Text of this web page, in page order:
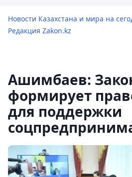
Новости Казахстана и мира на
Редакция Zakon.kz
Ашимбаев:
формирует
для поддержки